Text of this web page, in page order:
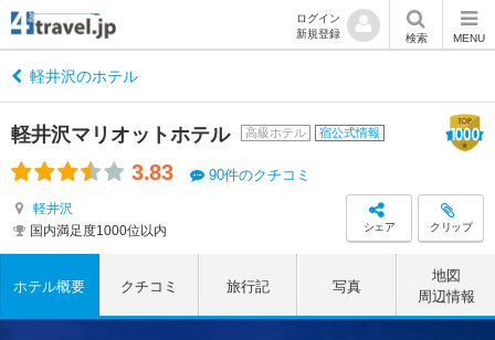
ログイン
新規登録
検索 MENU
軽井沢のホテル
軽井沢マリオットホテル 高級ホテル 宿公式情報
3.83 90件のクチコミ
軽井沢
国内満足度1000位以内
シェア クリップ
ホテル概要 クチコミ 旅行記 写真
地図
周辺情報